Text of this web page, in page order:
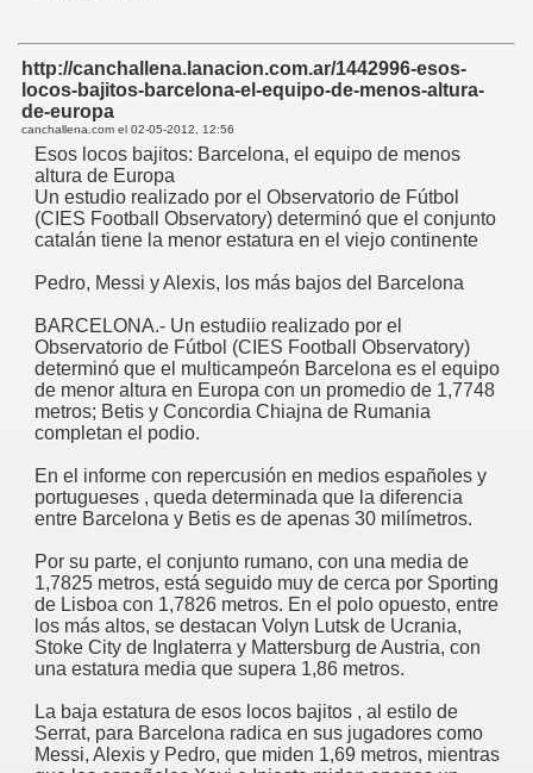
http://canchallena.lanacion.com.ar/1442996-esos-
locos-bajitos-barcelona-el-equipo-de-menos-altura-
de-europa
canchallena.com el 02-05-2012, 12:56
Esos locos bajitos: Barcelona, el equipo de menos
altura de Europa
Un estudio realizado por el Observatorio de Fútbol
(CIES Football Observatory) determinó que el conjunto
catalán tiene la menor estatura en el viejo continente
Pedro, Messi y Alexis, los más bajos del Barcelona
BARCELONA.- Un estudiio realizado por el
Observatorio de Fútbol (CIES Football Observatory)
determinó que el multicampeón Barcelona es el equipo
de menor altura en Europa con un promedio de 1,7748
metros; Betis y Concordia Chiajna de Rumania
completan el podio.
En el informe con repercusión en medios españoles y
portugueses , queda determinada que la diferencia
entre Barcelona y Betis es de apenas 30 milímetros.
Por su parte, el conjunto rumano, con una media de
1,7825 metros, está seguido muy de cerca por Sporting
de Lisboa con 1,7826 metros. En el polo opuesto, entre
los más altos, se destacan Volyn Lutsk de Ucrania,
Stoke City de Inglaterra y Mattersburg de Austria, con
una estatura media que supera 1,86 metros.
La baja estatura de esos locos bajitos , al estilo de
Serrat, para Barcelona radica en sus jugadores como
Messi, Alexis y Pedro, que miden 1,69 metros, mientras